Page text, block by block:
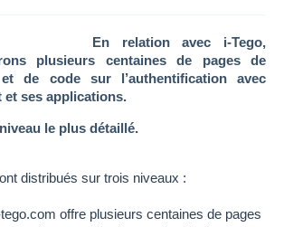
En relation avec i-Tego,
plusieurs centaines de pages de
et de code sur l’authentification avec
et ses applications.
le plus détaillé.
distribués sur trois niveaux :